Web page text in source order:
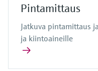
Pintamittaus
Jatkuva pintamittaus
ja kiintoaineille